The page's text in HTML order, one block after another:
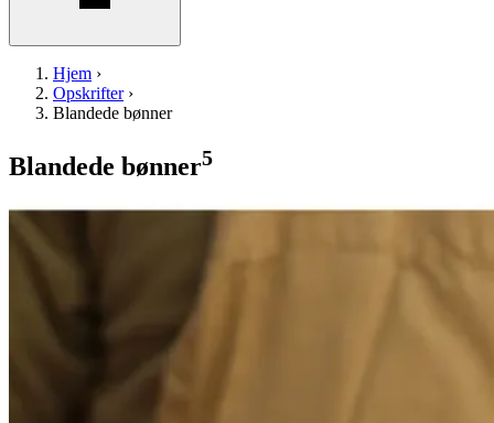
Hjem ›
Opskrifter›
Blandede bønner
Blandede bønner5